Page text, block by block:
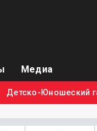
Медиа
Детско-Юношеский